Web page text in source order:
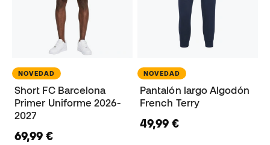
NOVEDAD
Short FC Barcelona
Primer Uniforme 2026-
2027
69,99 €
NOVEDAD
Pantalón largo Algodón
French Terry
49,99 €